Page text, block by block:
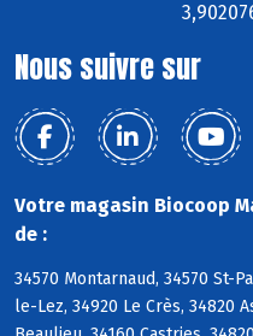
Nous suivre sur
Votre magasin Biocoop
de :
34570 Montarnaud, 34570 St-
le-Lez, 34920 Le Crès, 34820